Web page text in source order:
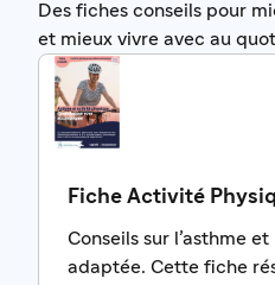
Des fiches conseils pour
et mieux vivre avec au
Fiche Activité
Conseils sur l’asthme
adaptée. Cette fiche